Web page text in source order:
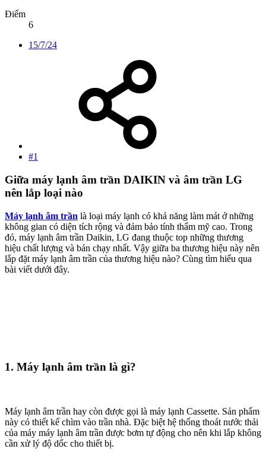
Điểm
6
15/7/24
#1
Giữa máy lạnh âm trần DAIKIN và âm trần LG
nên lắp loại nào
Máy lạnh âm trần là loại máy lạnh có khả năng làm mát ở những
không gian có diện tích rộng và đảm bảo tính thẩm mỹ cao. Trong
đó, máy lạnh âm trần Daikin, LG đang thuộc top những thương
hiệu chất lượng và bán chạy nhất. Vậy giữa ba thương hiệu này nên
lắp đặt máy lạnh âm trần của thương hiệu nào? Cùng tìm hiểu qua
bài viết dưới đây.
1. Máy lạnh âm trần là gì?
Máy lạnh âm trần hay còn được gọi là máy lạnh Cassette. Sản phẩm
này có thiết kế chìm vào trần nhà. Đặc biệt hệ thống thoát nước thải
của máy máy lạnh âm trần được bơm tự động cho nên khi lắp không
cần xử lý độ dốc cho thiết bị.